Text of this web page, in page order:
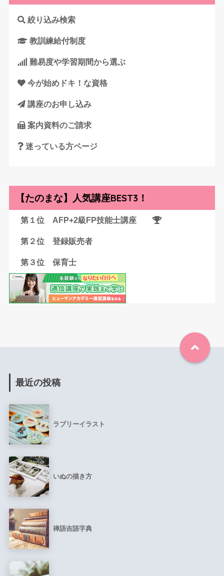
絞り込み検索
教訓練給付制度
難易度や学習期間から選ぶ
今が始めドキ！な資格
講座のお申し込み
案内資料のご請求
迷っている方ページ
【たのまな】人気講座BEST3！
第１位 AFP+2級FP技能士講座
第２位 登録販売者
第３位 保育士
最近の投稿
ラブリーイラスト
いぬの描き方
禅語吉語字典